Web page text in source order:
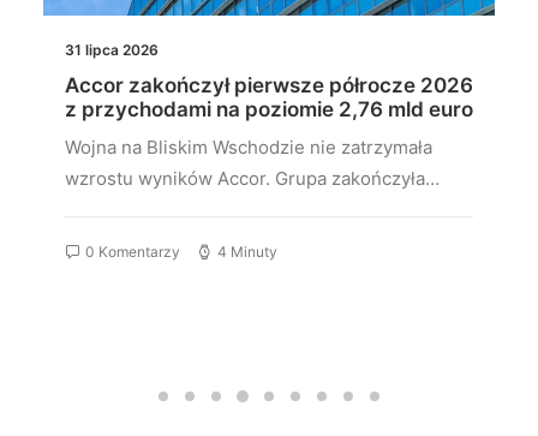
31 lipca 2026
Accor zakończył pierwsze półrocze 2026
z przychodami na poziomie 2,76 mld euro
Wojna na Bliskim Wschodzie nie zatrzymała
wzrostu wyników Accor. Grupa zakończyła…
0 Komentarzy 4 Minuty